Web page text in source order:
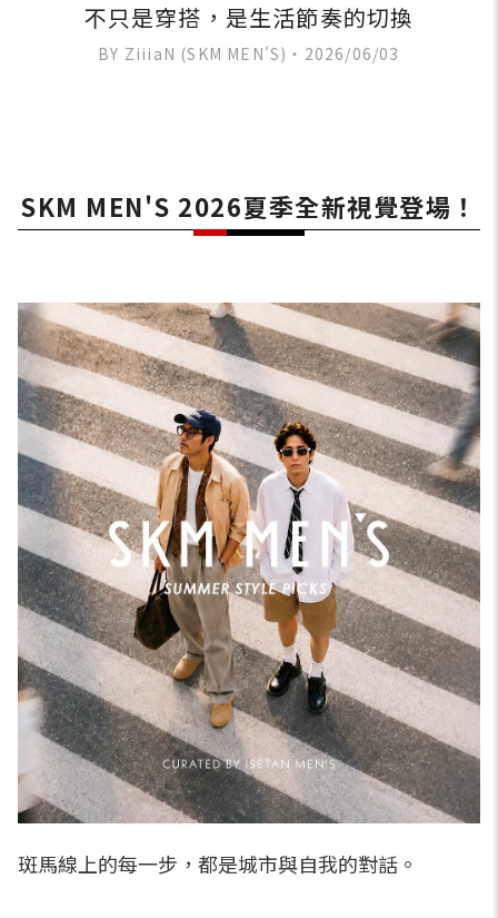
不只是穿搭，是生活節奏的切換
BY ZiiiaN (SKM MEN'S)・2026/06/03
SKM MEN'S 2026夏季全新視覺登場！
斑馬線上的每一步，都是城市與自我的對話。